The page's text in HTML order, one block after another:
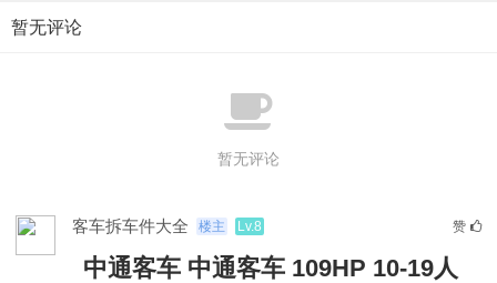
暂无评论
暂无评论
客车拆车件大全 楼主 Lv.8 赞
中通客车 中通客车 109HP 10-19人